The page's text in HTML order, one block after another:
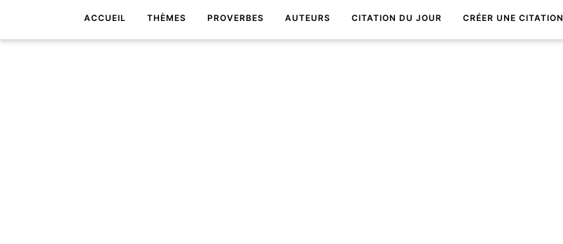
ACCUEIL THÈMES PROVERBES AUTEURS CITATION DU JOUR CRÉER UNE CITATION